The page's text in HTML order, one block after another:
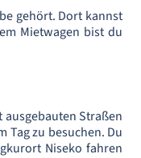
gehört. Dort kannst
Mietwagen bist du
Straßen
Tag zu besuchen. Du
Niseko fahren